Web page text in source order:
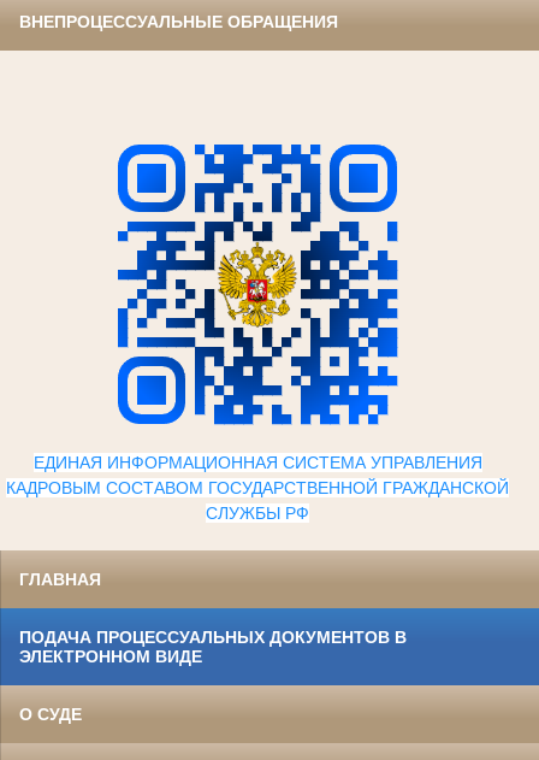
ВНЕПРОЦЕССУАЛЬНЫЕ ОБРАЩЕНИЯ
ЕДИНАЯ ИНФОРМАЦИОННАЯ СИСТЕМА УПРАВЛЕНИЯ
КАДРОВЫМ СОСТАВОМ ГОСУДАРСТВЕННОЙ ГРАЖДАНСКОЙ
СЛУЖБЫ РФ
ГЛАВНАЯ
ПОДАЧА ПРОЦЕССУАЛЬНЫХ ДОКУМЕНТОВ В
ЭЛЕКТРОННОМ ВИДЕ
О СУДЕ